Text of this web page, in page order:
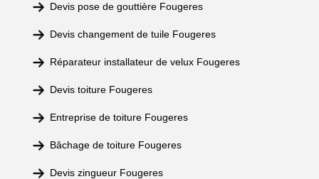
Devis pose de gouttière Fougeres
Devis changement de tuile Fougeres
Réparateur installateur de velux Fougeres
Devis toiture Fougeres
Entreprise de toiture Fougeres
Bâchage de toiture Fougeres
Devis zingueur Fougeres